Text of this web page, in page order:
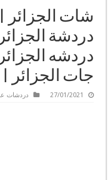
شات الجزائر
دردشة
دردشه
جات الجزائر
27/01/2021 دردشات